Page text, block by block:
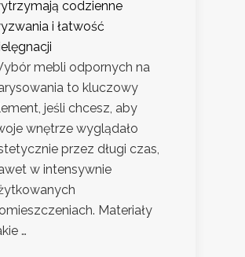
codzienne
i łatwość
mebli odpornych na
to kluczowy
jeśli chcesz, aby
wnętrze wyglądało
przez długi czas,
w intensywnie
Materiały
…